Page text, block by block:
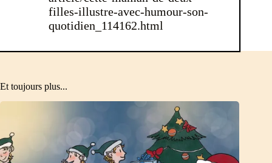
filles-illustre-avec-humour-son-
quotidien_114162.html
Et toujours plus...